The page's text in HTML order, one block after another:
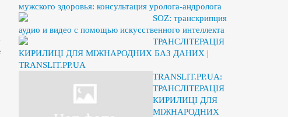
мужского здоровья: консультация уролога-андролога
SOZ: транскрипция
аудио и видео с помощью искусственного интеллекта
ТРАНСЛІТЕРАЦІЯ
КИРИЛИЦІ ДЛЯ МІЖНАРОДНИХ БАЗ ДАНИХ |
TRANSLIT.PP.UA
TRANSLIT.PP.UA:
ТРАНСЛІТЕРАЦІЯ
КИРИЛИЦІ ДЛЯ
МІЖНАРОДНИХ